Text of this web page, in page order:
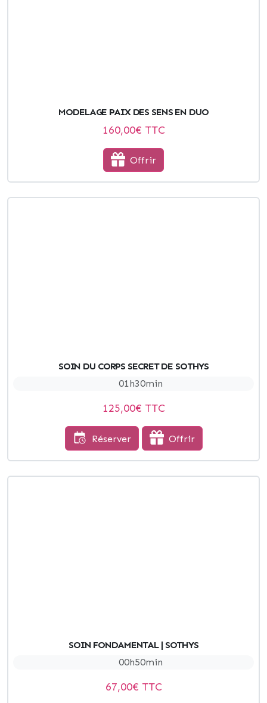
MODELAGE PAIX DES SENS EN DUO
160,00€ TTC
Offrir
SOIN DU CORPS SECRET DE SOTHYS
01h30min
125,00€ TTC
Réserver Offrir
SOIN FONDAMENTAL | SOTHYS
00h50min
67,00€ TTC